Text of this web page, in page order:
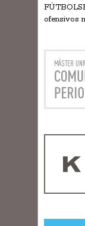
ofensivos